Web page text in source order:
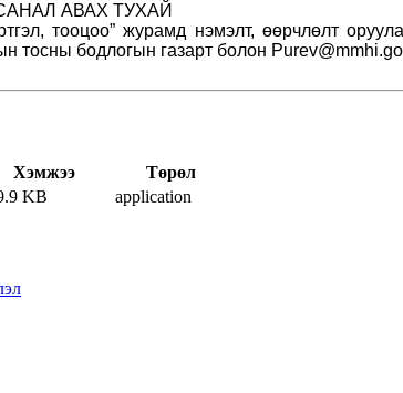
АВАХ ТУХАЙ
тооцоо” журамд нэмэлт, өөрчлөлт
бодлогын газарт болон
Хэмжээ
Төрөл
KB application